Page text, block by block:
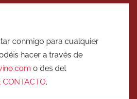
conmigo para cualquier
hacer a través de
o des del
CONTACTO.